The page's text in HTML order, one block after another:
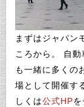
まずはジャパン
ころから。
自
も一緒に多くの
場として開催す
しくは公式HPを